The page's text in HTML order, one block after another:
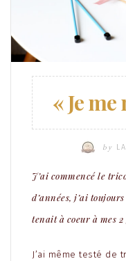
« Je
by
J’ai commencé le
d’années, j’ai
tenait à coeur à mes
J’ai même testé de